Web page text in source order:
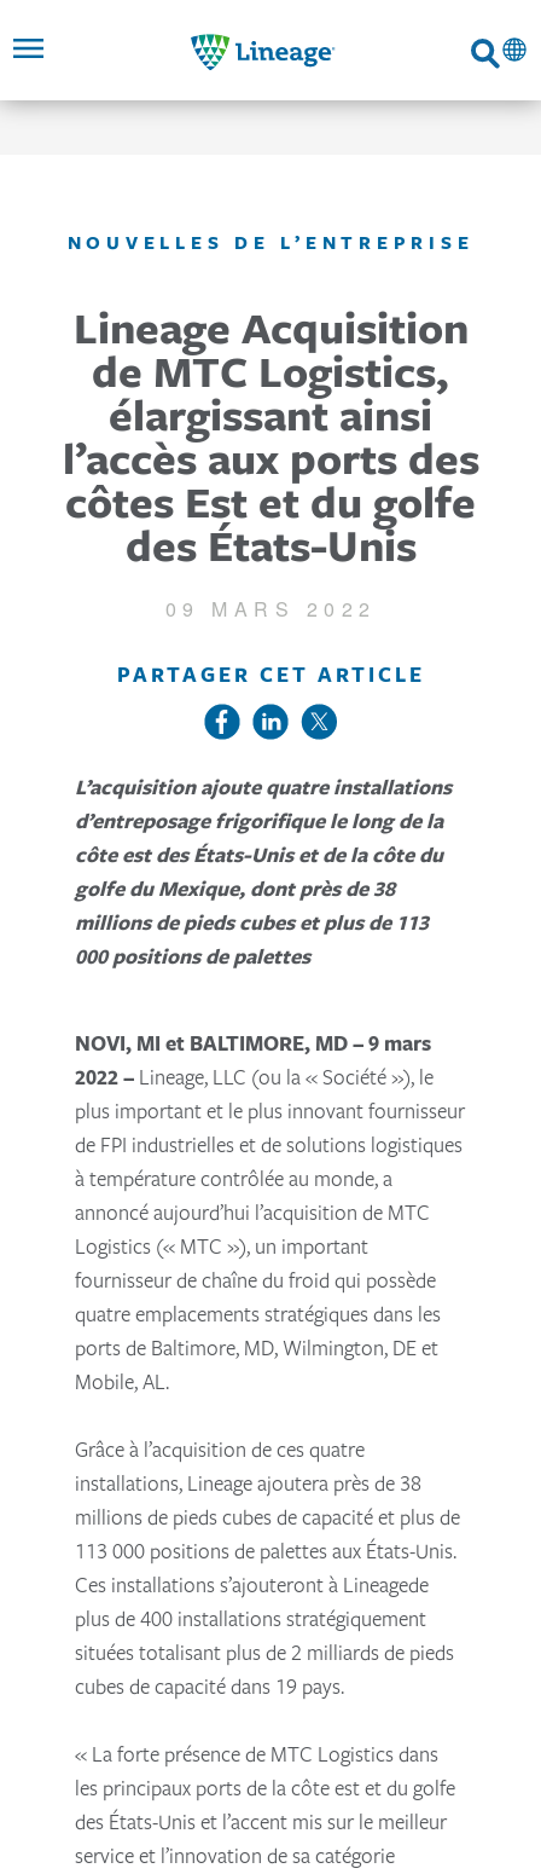
NAVIGATION
PRINCIPALE
CONTENU
PRINCIPAL
AU
PIED
Lineage
NOUVELLES DE L’ENTREPRISE
Lineage Acquisition
de MTC Logistics,
élargissant ainsi
l’accès aux ports des
côtes Est et du golfe
des États-Unis
09 MARS 2022
PARTAGER CET ARTICLE
L’acquisition ajoute quatre installations
d’entreposage frigorifique le long de la
côte est des États-Unis et de la côte du
golfe du Mexique, dont près de 38
millions de pieds cubes et plus de 113
000 positions de palettes
NOVI, MI et BALTIMORE, MD – 9 mars
2022 – Lineage, LLC (ou la « Société »), le
plus important et le plus innovant fournisseur
de FPI industrielles et de solutions logistiques
à température contrôlée au monde, a
annoncé aujourd’hui l’acquisition de MTC
Logistics (« MTC »), un important
fournisseur de chaîne du froid qui possède
quatre emplacements stratégiques dans les
ports de Baltimore, MD, Wilmington, DE et
Mobile, AL.
Grâce à l’acquisition de ces quatre
installations, Lineage ajoutera près de 38
millions de pieds cubes de capacité et plus de
113 000 positions de palettes aux États-Unis.
Ces installations s’ajouteront à Lineagede
plus de 400 installations stratégiquement
situées totalisant plus de 2 milliards de pieds
cubes de capacité dans 19 pays.
« La forte présence de MTC Logistics dans
les principaux ports de la côte est et du golfe
des États-Unis et l’accent mis sur le meilleur
service et l’innovation de sa catégorie